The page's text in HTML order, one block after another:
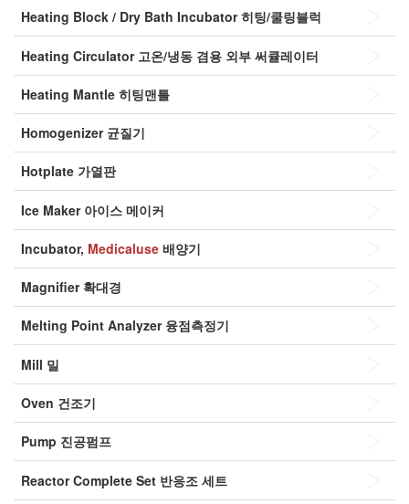
Heating Block / Dry Bath Incubator 히팅/쿨링블럭
Heating Circulator 고온/냉동 겸용 외부 써큘레이터
Heating Mantle 히팅맨틀
Homogenizer 균질기
Hotplate 가열판
Ice Maker 아이스 메이커
Incubator, Medicaluse 배양기
Magnifier 확대경
Melting Point Analyzer 융점측정기
Mill 밀
Oven 건조기
Pump 진공펌프
Reactor Complete Set 반응조 세트